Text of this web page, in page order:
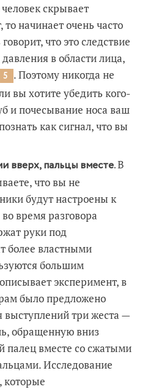
скрывает
начинает очень часто
что это следствие
в области лица,
5 . Поэтому никогда не
вы хотите убедить кого-
и почесывание носа ваш
как сигнал, что вы
вверх, пальцы вместе.В
что вы не
будут настроены к
время разговора
руки под
более властными
большим
эксперимент, в
было предложено
выступлений три жеста —
обращенную вниз
палец вместе со сжатыми
Исследование
которые